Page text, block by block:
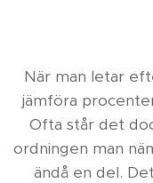
När man letar
jämföra
Ofta står det
ordningen man
ändå en del.